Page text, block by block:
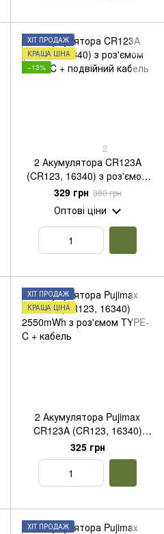
ХІТ ПРОДАЖ
КРАЩА ЦІНА
−13%
2
2 Акумулятора CR123A
(CR123, 16340) з роз'ємом
TYPE-C + подвійний кабель
329 грн 380 грн
Оптові ціни
ХІТ ПРОДАЖ
КРАЩА ЦІНА
2 Акумулятора Pujimax
CR123A (CR123, 16340)
2550mWh з роз'ємом TYPE-
C + кабель
325 грн
ХІТ ПРОДАЖ